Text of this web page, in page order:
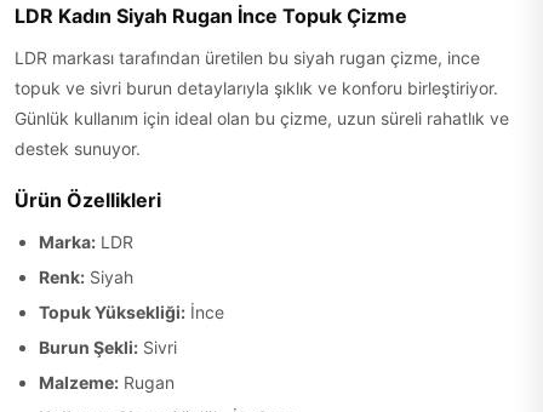
LDR Kadın Siyah Rugan İnce Topuk Çizme
LDR markası tarafından üretilen bu siyah rugan çizme, ince
topuk ve sivri burun detaylarıyla şıklık ve konforu birleştiriyor.
Günlük kullanım için ideal olan bu çizme, uzun süreli rahatlık ve
destek sunuyor.
Ürün Özellikleri
Marka: LDR
Renk: Siyah
Topuk Yüksekliği: İnce
Burun Şekli: Sivri
Malzeme: Rugan